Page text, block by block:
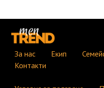
За нас Екип
Контакти